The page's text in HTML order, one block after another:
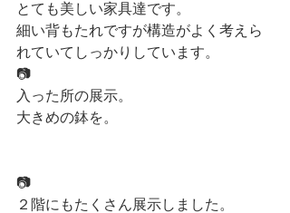
とても美しい家具達です。
細い背もたれですが構造がよく考えら
れていてしっかりしています。
📷
入った所の展示。
大きめの鉢を。
📷
２階にもたくさん展示しました。